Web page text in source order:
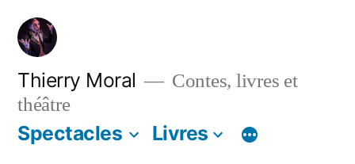
Thierry Moral
Contes, livres et
théâtre
Spectacles Livres